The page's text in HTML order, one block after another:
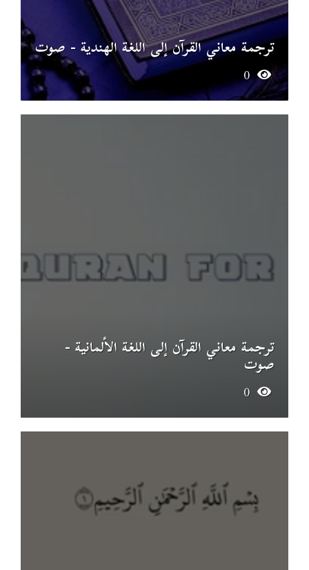
ترجمة معاني القرآن إلى اللغة الهندية - صوت
0
ترجمة معاني القرآن إلى اللغة الألمانية -
صوت
0